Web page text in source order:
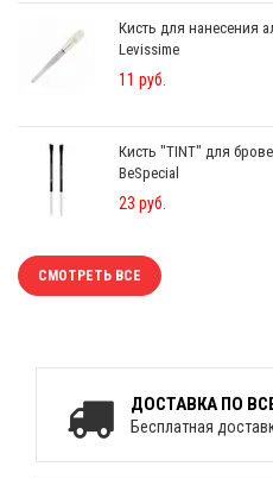
Кисть для нанесения
Levissime
11 руб.
Кисть "TINT" для
BeSpecial
23 руб.
СМОТРЕТЬ ВСЕ
ДОСТАВКА ПО
Бесплатная